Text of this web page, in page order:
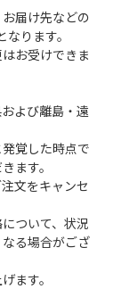
届け先などの
ります。
お受けできま
よび離島・遠
覚した時点で
ます。
文をキャンセ
ついて、状況
る場合がござ
ます。